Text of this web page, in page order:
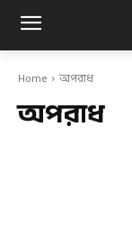
Home অপরাধ
অপরাধ